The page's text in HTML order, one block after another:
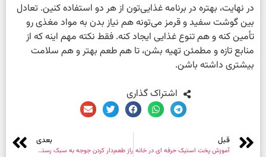
در نهایت، بهتره در برنامه غذایی‌تون از هر دو استفاده کنین. تعادل
بین گوشت سفید و قرمز می‌تونه هم نیاز بدن به مواد مغذی رو
تأمین کنه و هم تنوع غذایی ایجاد کنه. فقط نکته مهم اینه که از
منابع تازه و مطمئن تهیه بشن، تا هم طعم بهتر و هم سلامت
بیشتری داشته باشن.
اشتراک گذاری
قبل
آموزش پخت استیک حرفه ای در خانه
بعدی
راز طعم‌دار کردن جوجه به سبک رستورانی